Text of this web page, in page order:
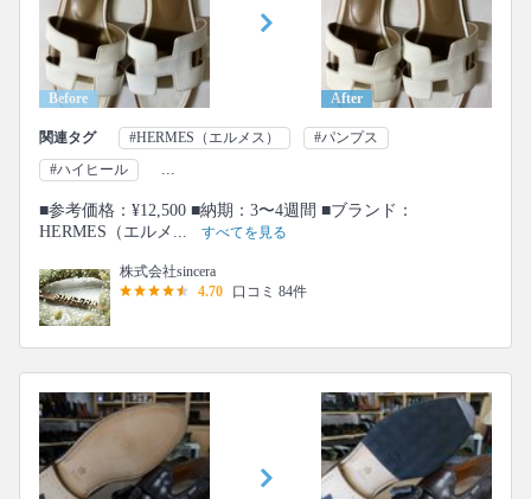
Before After
関連タグ #HERMES（エルメス）
#パンプス
#ハイヒール
...
■参考価格：¥12,500 ■納期：3〜4週間 ■ブランド：
HERMES（エルメ...
すべてを見る
株式会社sincera
4.70
口コミ 84件